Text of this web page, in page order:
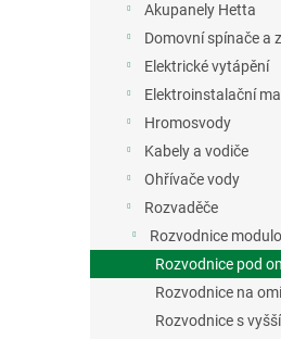
Akupanely Hetta
Domovní spínače a
Elektrické vytápění
Elektroinstalační
Hromosvody
Kabely a vodiče
Ohřívače vody
Rozvaděče
Rozvodnice
Rozvodnice pod
Rozvodnice na
Rozvodnice s